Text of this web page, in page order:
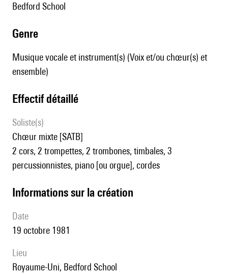
Bedford School
genre
Musique vocale et instrument(s) (Voix et/ou chœur(s) et
ensemble)
effectif détaillé
Soliste(s)
chœur mixte [SATB]
2 cors, 2 trompettes, 2 trombones, timbales, 3
percussionnistes, piano [ou orgue], cordes
informations sur la création
date
19 octobre 1981
lieu
Royaume-Uni, Bedford School